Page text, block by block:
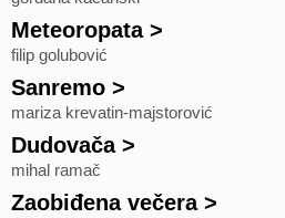
Meteoropata>
filip golubović
Sanremo >
mariza krevatin-majstorović
Dudovača>
mihal ramač
Zaobiđena večera>